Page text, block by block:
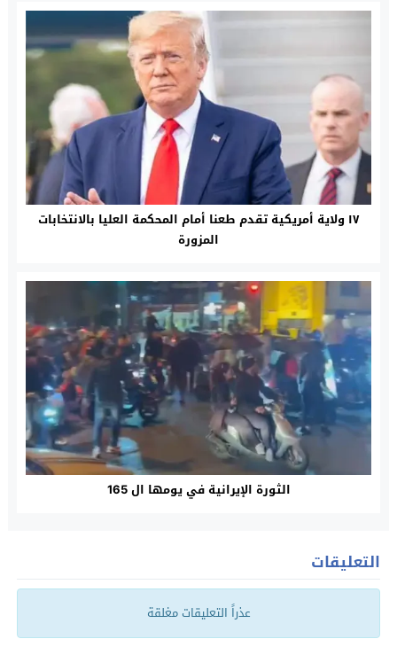
١٧ ولاية أمريكية تقدم طعنا أمام المحكمة العليا بالانتخابات
المزورة
الثورة الإيرانية في يومها ال 165
التعليقات
عذراً التعليقات مغلقة